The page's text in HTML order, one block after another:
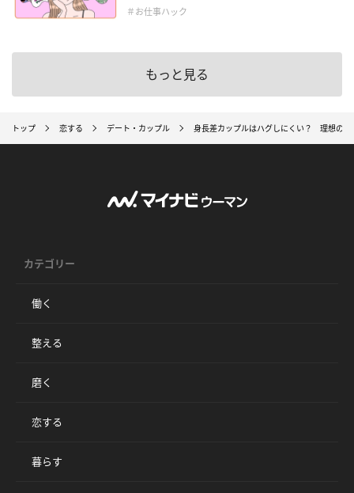
＃お仕事ハック
もっと見る
トップ 恋する デート・カップル 身長差カップルはハグしにくい？ 理想の身
カテゴリー
働く
整える
磨く
恋する
暮らす